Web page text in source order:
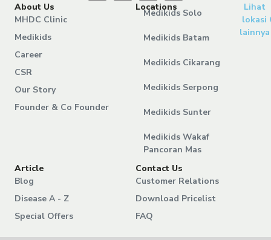
About Us
MHDC Clinic
Medikids
Career
CSR
Our Story
Founder & Co Founder
Locations
Medikids Solo
Medikids Batam
Medikids Cikarang
Medikids Serpong
Medikids Sunter
Medikids Wakaf
Pancoran Mas
Lihat
lokasi
lainnya
Article
Blog
Disease A - Z
Special Offers
Contact Us
Customer Relations
Download Pricelist
FAQ